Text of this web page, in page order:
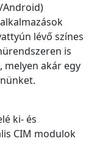
Android)
lévő színes
is
melyen akár egy
ki- és
CIM modulok